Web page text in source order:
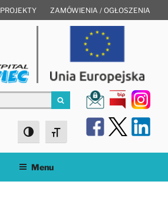
PROJEKTY ZAMÓWIENIA / OGŁOSZENIA
Szukaj
Toggle High Contrast
Toggle Font size
Menu